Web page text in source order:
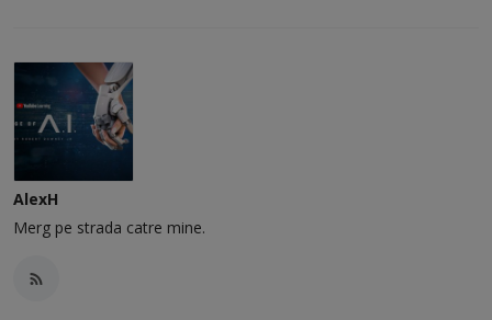
AlexH
Merg pe strada catre mine.